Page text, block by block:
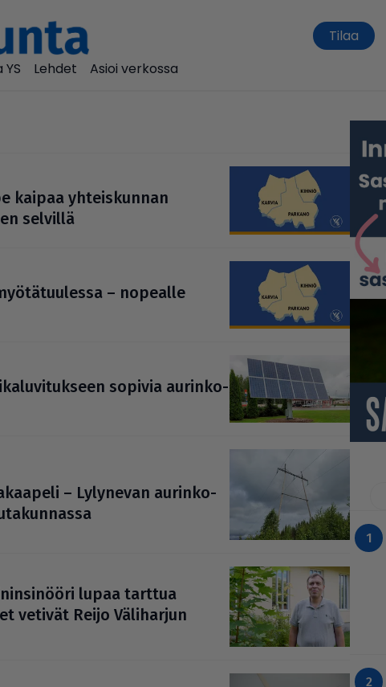
Tilaa
Lehdet Asioi verkossa
kaipaa yhteis­kun­nan
selvillä
– nopealle
sopivia aurin­ko­
– Lylynevan aurin­ko­
lupaa tarttua
vetivät Reijo Väli­har­jun